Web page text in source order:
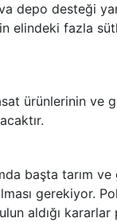
depo desteği
elindeki fazla
ürünlerinin ve
başta tarım
gerekiyor.
aldığı